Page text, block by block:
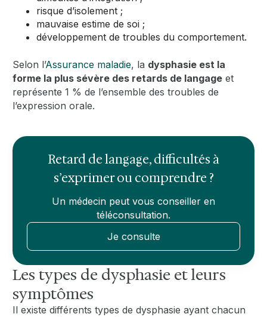
risque d’isolement ;
mauvaise estime de soi ;
développement de troubles du comportement.
Selon l’Assurance maladie, la dysphasie est la
forme la plus sévère des retards de langage et
représente 1 % de l’ensemble des troubles de
l’expression orale.
Retard de langage, difficultés à
s’exprimer ou comprendre ?
Un médecin peut vous conseiller en
téléconsultation.
Je consulte
Les types de dysphasie et leurs
symptômes
Il existe différents types de dysphasie ayant chacun